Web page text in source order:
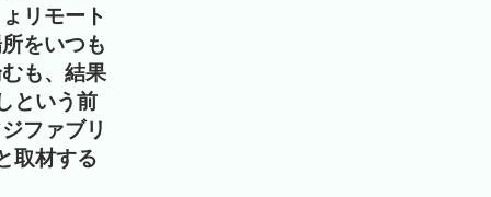
リモート
をいつも
も、結果
という前
ファブリ
取材する